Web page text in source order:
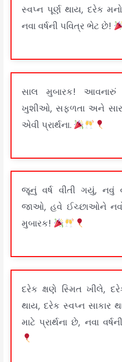
સ્વપ્ન પૂર્ણ થાય, દરેક
નવા વર્ષની પવિત્ર ભેટ છે!
સાલ મુબારક! આવનારું
ખુશીઓ, સફળતા અને
એવી પ્રાર્થના.
જૂનું વર્ષ વીતી ગયું, નવું
જાઓ, હવે ઈચ્છાઓને
મુબારક!
દરેક ક્ષણે સ્મિત ખીલે,
થાય, દરેક સ્વપ્ન સાકાર
માટે પ્રાર્થના છે, નવા